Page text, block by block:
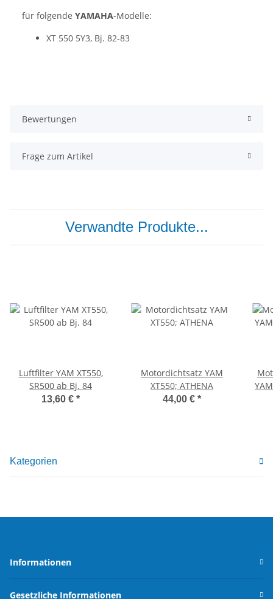
für folgende YAMAHA-Modelle:
XT 550 5Y3, Bj. 82-83
Bewertungen
Frage zum Artikel
Verwandte Produkte...
Luftfilter YAM XT550,
SR500 ab Bj. 84
13,60 € *
Motordichtsatz YAM
XT550; ATHENA
44,00 € *
Kategorien
Informationen
Gesetzliche Informationen